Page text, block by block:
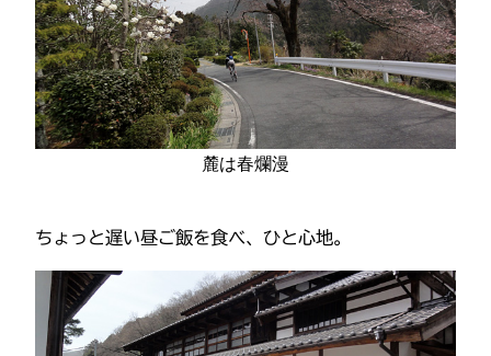
麓は春爛漫
ちょっと遅い昼ご飯を食べ、ひと心地。